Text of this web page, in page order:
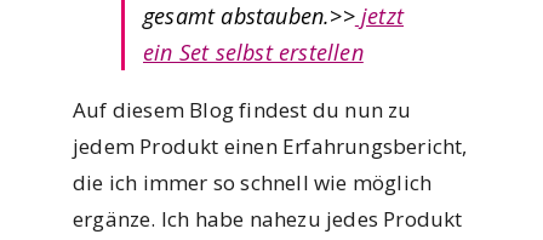
gesamt abstauben.>>jetzt
ein Set selbst erstellen
Auf diesem Blog findest du nun zu
jedem Produkt einen Erfahrungsbericht,
die ich immer so schnell wie möglich
ergänze. Ich habe nahezu jedes Produkt